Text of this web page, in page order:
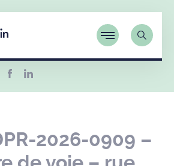
2026-0909 –